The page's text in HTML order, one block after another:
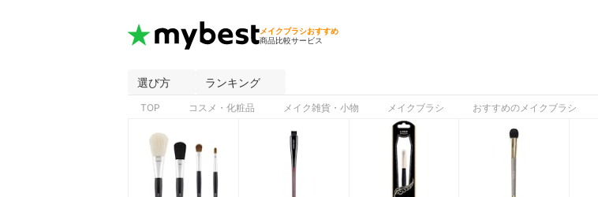
メイクブラシおすすめ
商品比較サービス
選び方 ランキング
TOP コスメ・化粧品 メイク雑貨・小物 メイクブラシ おすすめのメイクブラシ